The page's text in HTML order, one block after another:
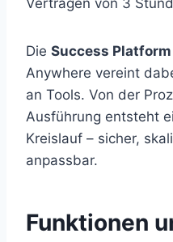
Verträgen von 3
Die Success Platform
Anywhere vereint
an Tools. Von der
Ausführung entsteht
Kreislauf – sicher,
anpassbar.
Funktionen